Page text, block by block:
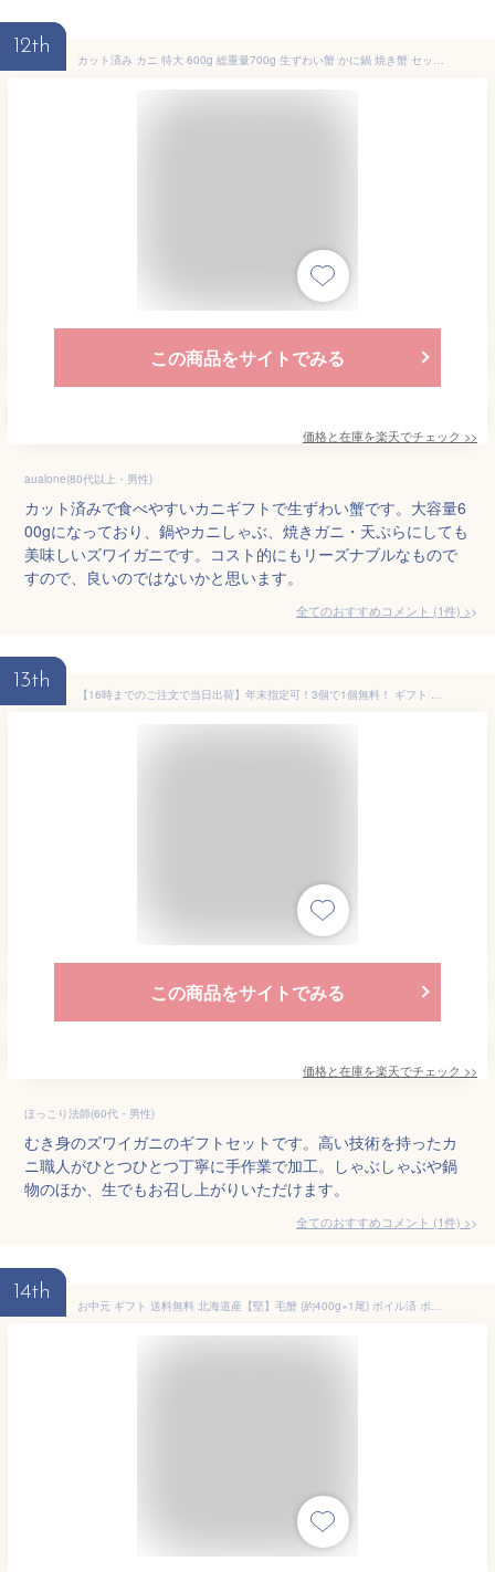
12th
カット済み カニ 特大 600g 総重量700g 生ずわい蟹 かに鍋 焼き蟹 セット 生食可 ずわいがに ズワイガニ おためし価格 ギフト プレゼント
この商品をサイトでみる
価格と在庫を楽天でチェック >>
aualone(80代以上・男性)
カット済みで食べやすいカニギフトで生ずわい蟹です。大容量6
00gになっており、鍋やカニしゃぶ、焼きガニ・天ぷらにしても
美味しいズワイガニです。コスト的にもリーズナブルなもので
すので、良いのではないかと思います。
全てのおすすめコメント (1件) >
13th
【16時までのご注文で当日出荷】年末指定可！3個で1個無料！ ギフト お刺身OK 生 ずわいがに ハーフポーション 蟹 カニ かに ずわいがに ズワイ かにしゃぶ むき身 海鮮 鍋
この商品をサイトでみる
価格と在庫を楽天でチェック >>
ほっこり法師(60代・男性)
むき身のズワイガニのギフトセットです。高い技術を持ったカ
ニ職人がひとつひとつ丁寧に手作業で加工。しゃぶしゃぶや鍋
物のほか、生でもお召し上がりいただけます。
全てのおすすめコメント (1件) >
14th
お中元 ギフト 送料無料 北海道産【堅】毛蟹 (約400g×1尾) ボイル済 ボイル 冷凍 毛ガニ 北海道 カニ 毛がに 蟹 かに 姿 国産 海鮮グルメ お取り寄せ お取り寄せグルメ 内祝い お返し 父の日 御中元 贈り物 贈答 プレゼント カニみそ 蟹味噌 カニ味噌 海鮮